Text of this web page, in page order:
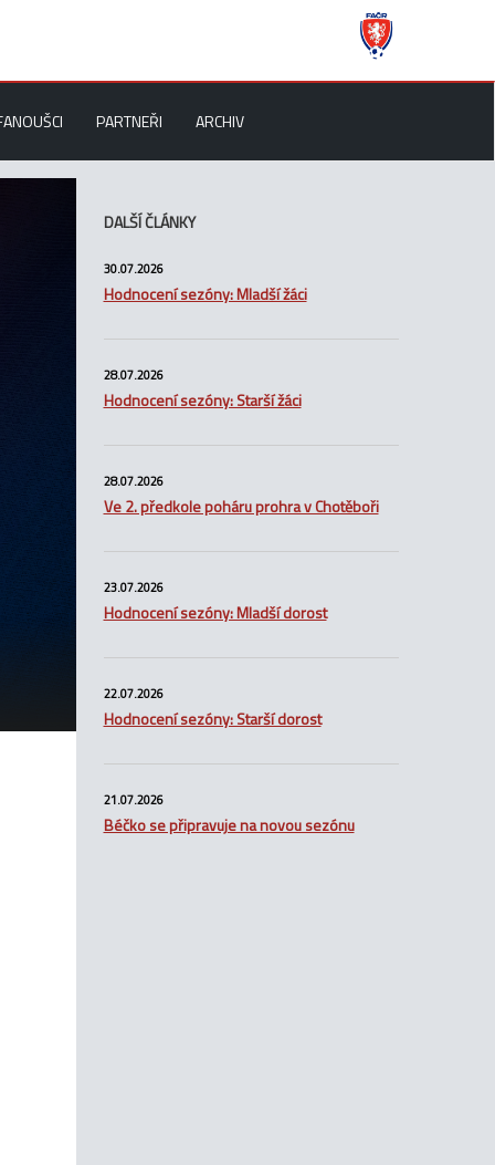
PARTNEŘI ARCHIV
DALŠÍ ČLÁNKY
30.07.2026
Hodnocení sezóny: Mladší žáci
28.07.2026
Hodnocení sezóny: Starší žáci
28.07.2026
Ve 2. předkole poháru prohra v Chotěboři
23.07.2026
Hodnocení sezóny: Mladší dorost
22.07.2026
Hodnocení sezóny: Starší dorost
21.07.2026
Béčko se připravuje na novou sezónu